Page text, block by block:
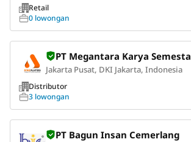
Retail
0 lowongan
PT Megantara Karya Semesta
Jakarta Pusat, DKI Jakarta, Indonesia
Distributor
3 lowongan
PT Bagun Insan Cemerlang